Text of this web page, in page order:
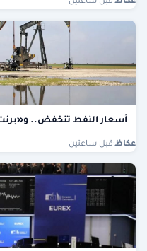
عكاظ قبل ساعتين
أسعار النفط تنخفض.. و«برنت» دون
عكاظ قبل ساعتين